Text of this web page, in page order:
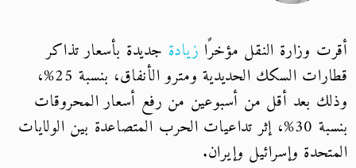
أقرت وزارة النقل مؤخرًا زيادة جديدة بأسعار تذاكر
قطارات السكك الحديدية ومترو الأنفاق، بنسبة 25%،
وذلك بعد أقل من أسبوعين من رفع أسعار المحروقات
بنسبة 30%، إثر تداعيات الحرب المتصاعدة بين الولايات
المتحدة وإسرائيل وإيران.